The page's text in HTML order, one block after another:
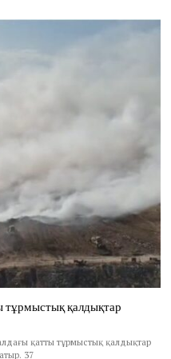
тұрмыстық қалдықтар
қатты тұрмыстық қалдықтар
37